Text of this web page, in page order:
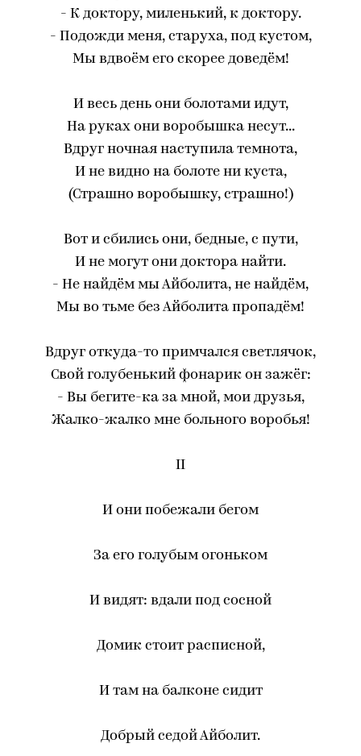
- К доктору, миленький, к доктору.
- Подожди меня, старуха, под кустом,
Мы вдвоём его скорее доведём!
И весь день они болотами идут,
На руках они воробышка несут...
Вдруг ночная наступила темнота,
И не видно на болоте ни куста,
(Страшно воробышку, страшно!)
Вот и сбились они, бедные, с пути,
И не могут они доктора найти.
- Не найдём мы Айболита, не найдём,
Мы во тьме без Айболита пропадём!
Вдруг откуда-то примчался светлячок,
Свой голубенький фонарик он зажёг:
- Вы бегите-ка за мной, мои друзья,
Жалко-жалко мне больного воробья!
II
И они побежали бегом
За его голубым огоньком
И видят: вдали под сосной
Домик стоит расписной,
И там на балконе сидит
Добрый седой Айболит.